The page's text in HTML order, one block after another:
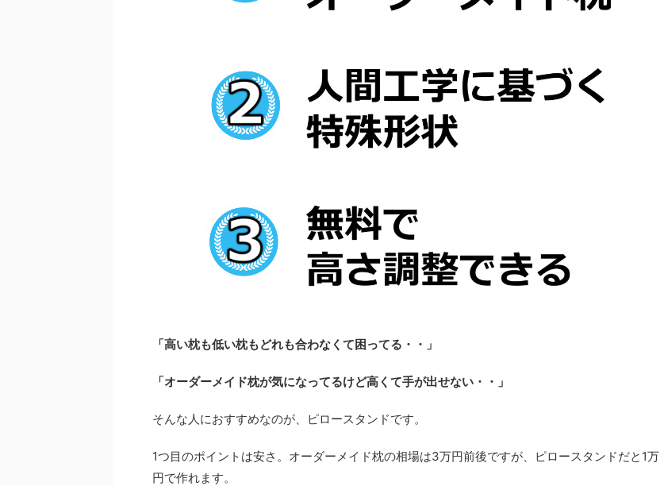
「高い枕も低い枕もどれも合わなくて困ってる・・」
「オーダーメイド枕が気になってるけど高くて手が出せない・・」
そんな人におすすめなのが、ピロースタンドです。
1つ目のポイントは安さ。オーダーメイド枕の相場は3万円前後ですが、ピロースタンドだと1万
円で作れます。